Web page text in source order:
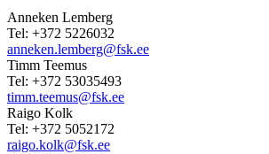
Anneken Lemberg
Tel: +372 5226032
anneken.lemberg@fsk.ee
Timm Teemus
Tel: +372 53035493
timm.teemus@fsk.ee
Raigo Kolk
Tel: +372 5052172
raigo.kolk@fsk.ee